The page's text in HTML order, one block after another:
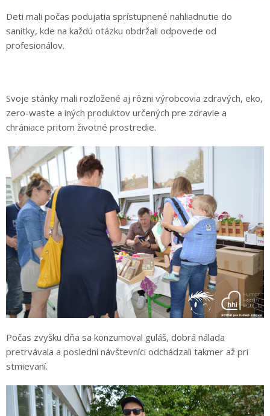
Deti mali počas podujatia sprístupnené nahliadnutie do
sanitky, kde na každú otázku obdržali odpovede od
profesionálov.
Svoje stánky mali rozložené aj rôzni výrobcovia zdravých, eko,
zero-waste a iných produktov určených pre zdravie a
chrániace pritom životné prostredie.
Počas zvyšku dňa sa konzumoval guláš, dobrá nálada
pretrvávala a poslední návštevníci odchádzali takmer až pri
stmievaní.